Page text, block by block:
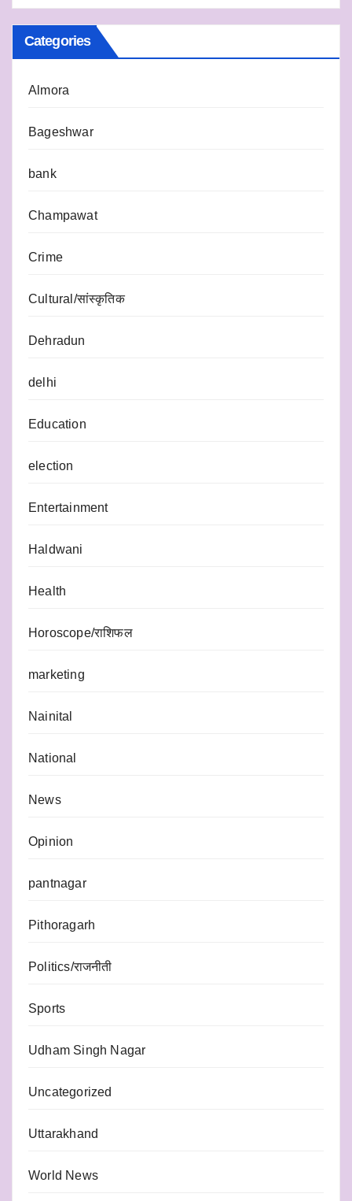
Categories
Almora
Bageshwar
bank
Champawat
Crime
Cultural/सांस्कृतिक
Dehradun
delhi
Education
election
Entertainment
Haldwani
Health
Horoscope/राशिफल
marketing
Nainital
National
News
Opinion
pantnagar
Pithoragarh
Politics/राजनीती
Sports
Udham Singh Nagar
Uncategorized
Uttarakhand
World News